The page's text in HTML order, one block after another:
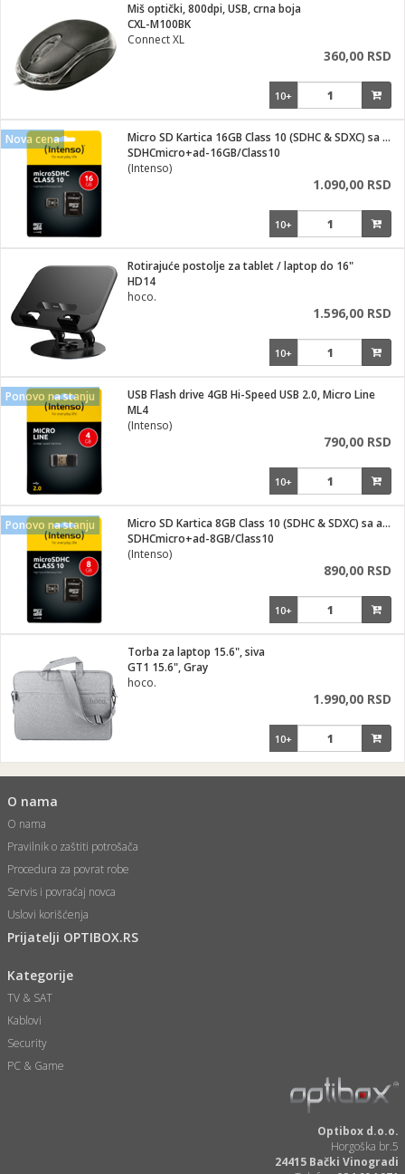
Miš optički, 800dpi, USB, crna boja
CXL-M100BK
Connect XL
360,00 RSD
10+
Nova cena
Micro SD Kartica 16GB Class 10 (SDHC & SDXC) sa adapterom
SDHCmicro+ad-16GB/Class10
(Intenso)
1.090,00 RSD
10+
Rotirajuće postolje za tablet / laptop do 16"
HD14
hoco.
1.596,00 RSD
10+
Ponovo na stanju
USB Flash drive 4GB Hi-Speed USB 2.0, Micro Line
ML4
(Intenso)
790,00 RSD
10+
Ponovo na stanju
Micro SD Kartica 8GB Class 10 (SDHC & SDXC) sa adapterom
SDHCmicro+ad-8GB/Class10
(Intenso)
890,00 RSD
10+
Torba za laptop 15.6", siva
GT1 15.6", Gray
hoco.
1.990,00 RSD
10+
O nama
O nama
Pravilnik o zaštiti potrošača
Procedura za povrat robe
Servis i povraćaj novca
Uslovi korišćenja
Prijatelji OPTIBOX.RS
Kategorije
TV & SAT
Kablovi
Security
PC & Game
Optibox d.o.o.
Horgoška br.5
24415 Bački Vinogradi